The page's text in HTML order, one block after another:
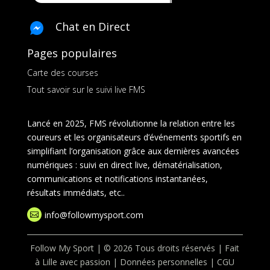
Chat en Direct
Pages populaires
Carte des courses
Tout savoir sur le suivi live FMS
Lancé en 2025, FMS révolutionne la relation entre les
coureurs et les organisateurs d’événements sportifs en
simplifiant l’organisation grâce aux dernières avancées
numériques : suivi en direct live, dématérialisation,
communications et notifications instantanées,
résultats immédiats, etc..
 info@followmysport.com
Follow My Sport | © 2026 Tous droits réservés | Fait
à Lille avec passion | Données personnelles |CGU